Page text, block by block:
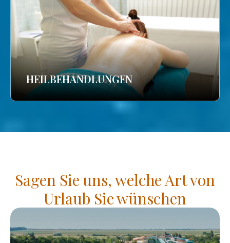
HEILBEHANDLUNGEN
Sagen Sie uns, welche Art von
Urlaub Sie wünschen